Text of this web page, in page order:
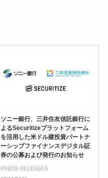
PRESS RELEASES
ソニー銀行、三井住友信託銀行に
よるSecuritizeプラットフォーム
を活用した米ドル建投資パートナ
ーシップファイナンスデジタル証
券の公募および発行のお知らせ